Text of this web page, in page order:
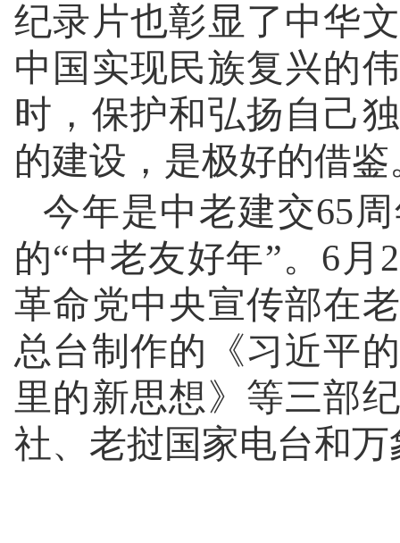
纪录片也彰显了中华
中国实现民族复兴的
时，保护和弘扬自己
的建设，是极好的借鉴
今年是中老建交65
的“中老友好年”。6
革命党中央宣传部在
总台制作的《习近平
里的新思想》等三部
社、老挝国家电台和